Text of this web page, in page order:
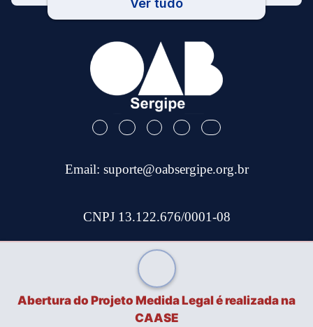
Ver tudo
Email: suporte@oabsergipe.org.br
CNPJ 13.122.676/0001-08
Telefone: (79) 3301-9100
Site Desenvolvido por Tec Capital
Abertura do Projeto Medida Legal é realizada na
CAASE